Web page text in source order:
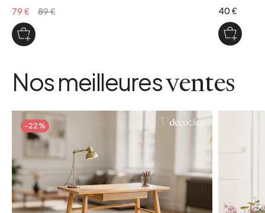
79 € 89 €
40 €
Nos meilleuresventes
-22%